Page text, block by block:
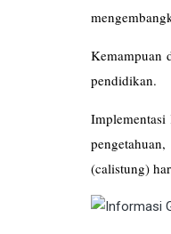
Kemampuan
pendidikan.
(calistung)